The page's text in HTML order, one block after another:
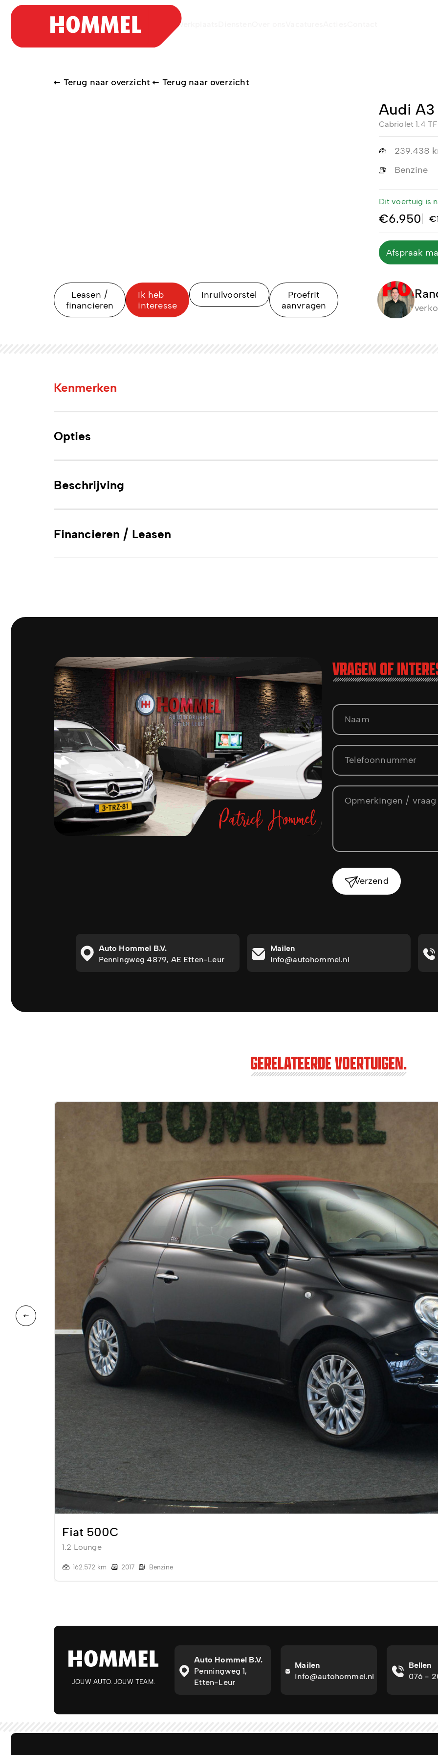
Werkplaats
Terug naar overzicht Terug naar overzicht
Audi A3
Cabriolet 1.4
239.438
Benzine
Dit voertuig is
€6.950
Afspraak
Leasen /
financieren
Ik heb
interesse
Inruilvoorstel
Proefrit
aanvragen
Kenmerken
Opties
Beschrijving
Financieren / Leasen
VRAGEN OF
Verzend
Auto Hommel B.V.
Penningweg 4879, AE Etten-Leur
Mailen
info@autohommel.nl
GERELATEERDE VOERTUIGEN.
Fiat 500C
1.2 Lounge
162.572 km 2017 Benzine
JOUW AUTO. JOUW TEAM.
Auto Hommel B.V.
Penningweg 1,
Etten-Leur
Mailen
info@autohommel.nl
Bellen
076 -